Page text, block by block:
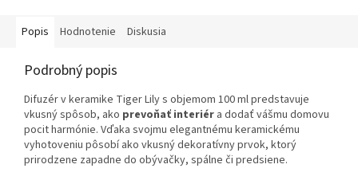
Popis Hodnotenie Diskusia
Podrobný popis
Difuzér v keramike Tiger Lily s objemom 100 ml predstavuje
vkusný spôsob, ako prevoňať interiér a dodať vášmu domovu
pocit harmónie. Vďaka svojmu elegantnému keramickému
vyhotoveniu pôsobí ako vkusný dekoratívny prvok, ktorý
prirodzene zapadne do obývačky, spálne či predsiene.